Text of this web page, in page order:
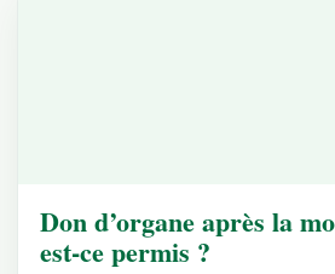
Don d’organe après la
est-ce permis ?